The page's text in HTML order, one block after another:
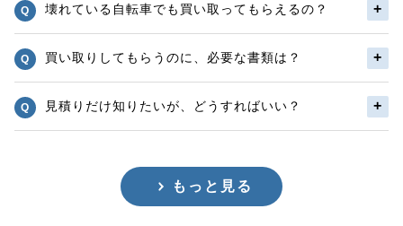
壊れている自転車でも買い取ってもらえるの？
買い取りしてもらうのに、必要な書類は？
見積りだけ知りたいが、どうすればいい？
もっと見る